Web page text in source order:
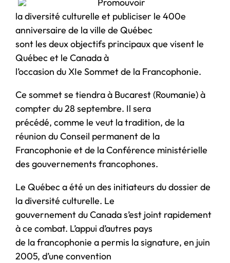
la diversité culturelle et publiciser le 400e
anniversaire de la ville de Québec
sont les deux objectifs principaux que visent le
Québec et le Canada à
l’occasion du XIe Sommet de la Francophonie.
Ce sommet se tiendra à Bucarest (Roumanie) à
compter du 28 septembre. Il sera
précédé, comme le veut la tradition, de la
réunion du Conseil permanent de la
Francophonie et de la Conférence ministérielle
des gouvernements francophones.
Le Québec a été un des initiateurs du dossier de
la diversité culturelle. Le
gouvernement du Canada s’est joint rapidement
à ce combat. L’appui d’autres pays
de la francophonie a permis la signature, en juin
2005, d’une convention